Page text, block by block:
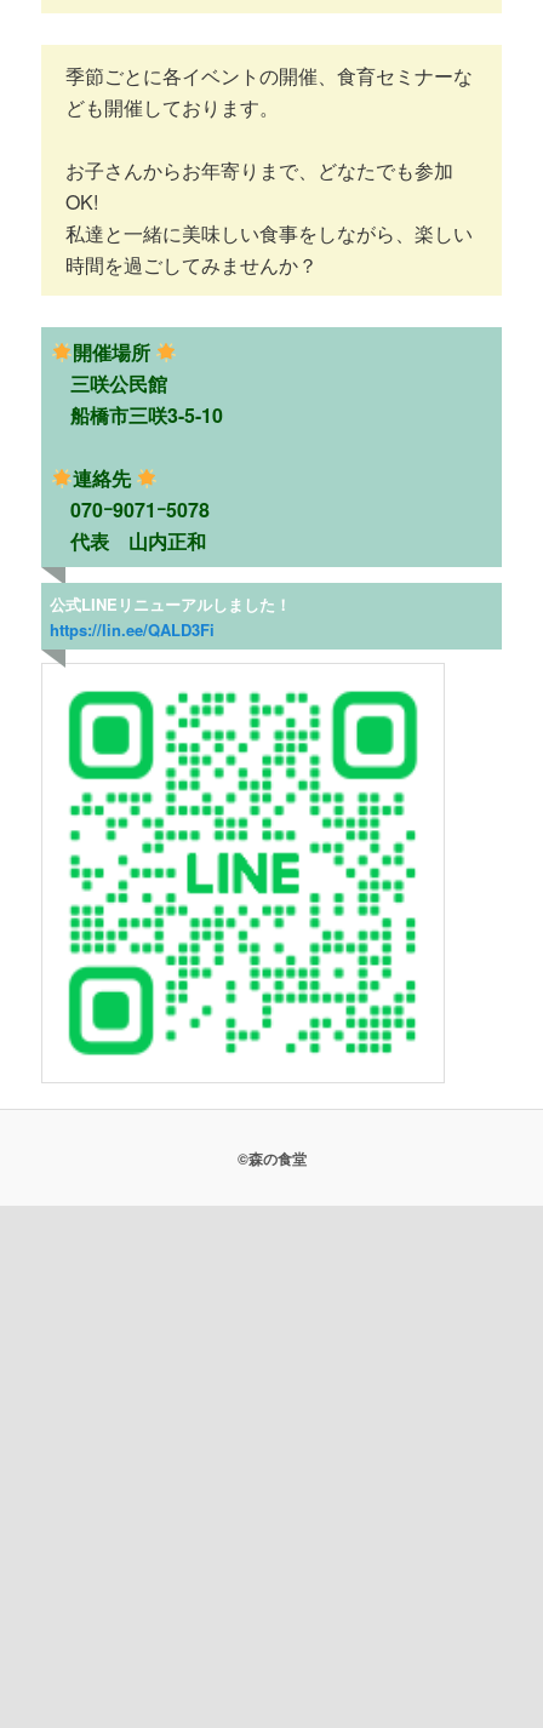
季節ごとに各イベントの開催、食育セミナーな
ども開催しております。
お子さんからお年寄りまで、どなたでも参加
OK!
私達と一緒に美味しい食事をしながら、楽しい
時間を過ごしてみませんか？
開催場所
三咲公民館
船橋市三咲3-5-10
連絡先
070ｰ9071ｰ5078
代表 山内正和
公式LINEリニューアルしました！
https://lin.ee/QALD3Fi
©森の食堂